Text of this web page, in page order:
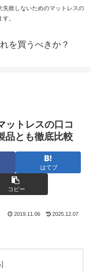
失敗しないためのマットレスの
。
を買うべきか？
ットレスの口コ
品とも徹底比較
はてブ
コピー
2019.11.06 2025.12.07